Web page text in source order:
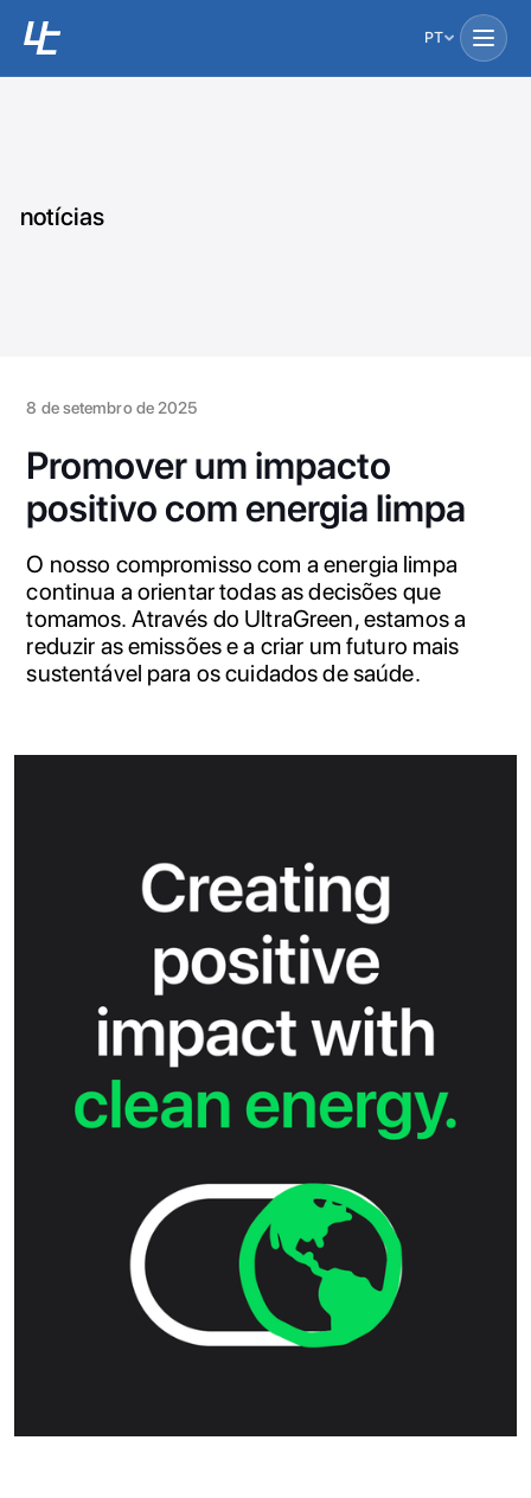
PT
notícias
8 de setembro de 2025
Promover um impacto
positivo com energia limpa
O nosso compromisso com a energia limpa
continua a orientar todas as decisões que
tomamos. Através do UltraGreen, estamos a
reduzir as emissões e a criar um futuro mais
sustentável para os cuidados de saúde.